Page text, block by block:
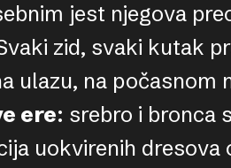
jest njegova
zid, svaki kutak
ulazu, na počasnom
ere: srebro i bronca
uokvirenih dresova